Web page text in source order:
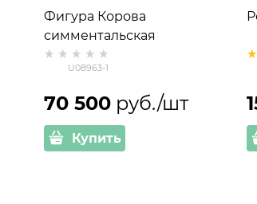
Фигура Корова
симментальская
U08963-1
70 500 руб./шт
Купить